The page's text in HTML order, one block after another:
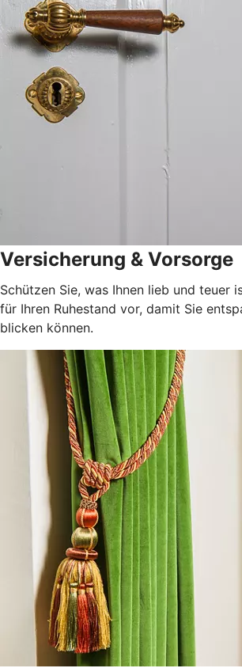
Versicherung & Vorsorge
Schützen Sie, was Ihnen lieb und teuer
für Ihren Ruhestand vor, damit Sie
blicken können.